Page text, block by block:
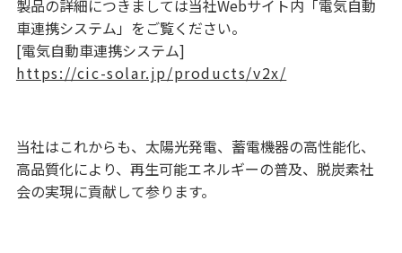
製品の詳細につきましては当社Webサイト内「電気自動
車連携システム」をご覧ください。
[電気自動車連携システム]
https://cic-solar.jp/products/v2x/
当社はこれからも、太陽光発電、蓄電機器の高性能化、
高品質化により、再生可能エネルギーの普及、脱炭素社
会の実現に貢献して参ります。